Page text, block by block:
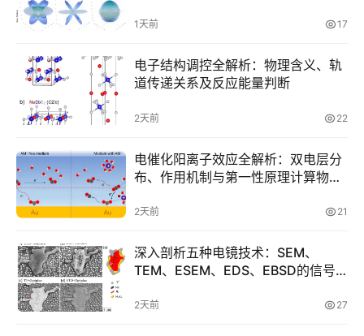
费
资
下
1天前 17
电子结构调控全解析：物理含义、轨
道传递关系及反应能量判断
2天前 22
电催化阳离子效应全解析：双电层分
布、作用机制与第一性原理计算物理
2天前 21
深入剖析五种电镜技术：SEM、
TEM、ESEM、EDS、EBSD的信号
2天前 27